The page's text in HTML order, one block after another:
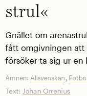
strul«
Gnället om
fått omgivningen att
försöker ta sig ur en
Ämnen: Allsvenskan,
Text: Johan Orrenius